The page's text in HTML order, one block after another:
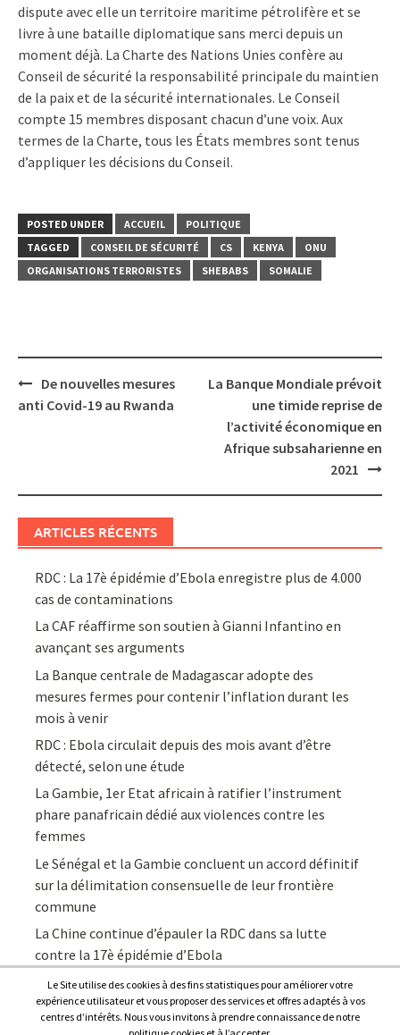
dispute avec elle un territoire maritime pétrolifère et se
livre à une bataille diplomatique sans merci depuis un
moment déjà. La Charte des Nations Unies confère au
Conseil de sécurité la responsabilité principale du maintien
de la paix et de la sécurité internationales. Le Conseil
compte 15 membres disposant chacun d’une voix. Aux
termes de la Charte, tous les États membres sont tenus
d’appliquer les décisions du Conseil.
POSTED UNDER ACCUEIL
POLITIQUE
TAGGED
CONSEIL DE SÉCURITÉ CS KENYA
ONU
ORGANISATIONS TERRORISTES
SHEBABS SOMALIE
Post
navigation
De nouvelles mesures
anti Covid-19 au Rwanda
La Banque Mondiale prévoit
une timide reprise de
l’activité économique en
Afrique subsaharienne en
2021
ARTICLES RÉCENTS
RDC : La 17è épidémie d’Ebola enregistre plus de 4.000
cas de contaminations
La CAF réaffirme son soutien à Gianni Infantino en
avançant ses arguments
La Banque centrale de Madagascar adopte des
mesures fermes pour contenir l’inflation durant les
mois à venir
RDC : Ebola circulait depuis des mois avant d’être
détecté, selon une étude
La Gambie, 1er Etat africain à ratifier l’instrument
phare panafricain dédié aux violences contre les
femmes
Le Sénégal et la Gambie concluent un accord définitif
sur la délimitation consensuelle de leur frontière
commune
La Chine continue d’épauler la RDC dans sa lutte
contre la 17è épidémie d’Ebola
Le Site utilise des cookies à des fins statistiques pour améliorer votre
expérience utilisateur et vous proposer des services et offres adaptés à vos
centres d’intérêts. Nous vous invitons à prendre connaissance de notre